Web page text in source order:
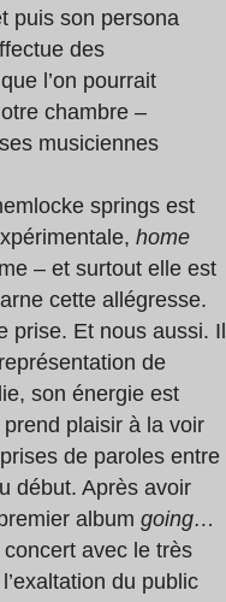
puis son persona
des
l’on pourrait
chambre –
musiciennes
springs est
home
– et surtout elle est
cette allégresse.
prise. Et nous aussi. Il
de
son énergie est
plaisir à la voir
de paroles entre
début. Après avoir
album going…
avec le très
du public